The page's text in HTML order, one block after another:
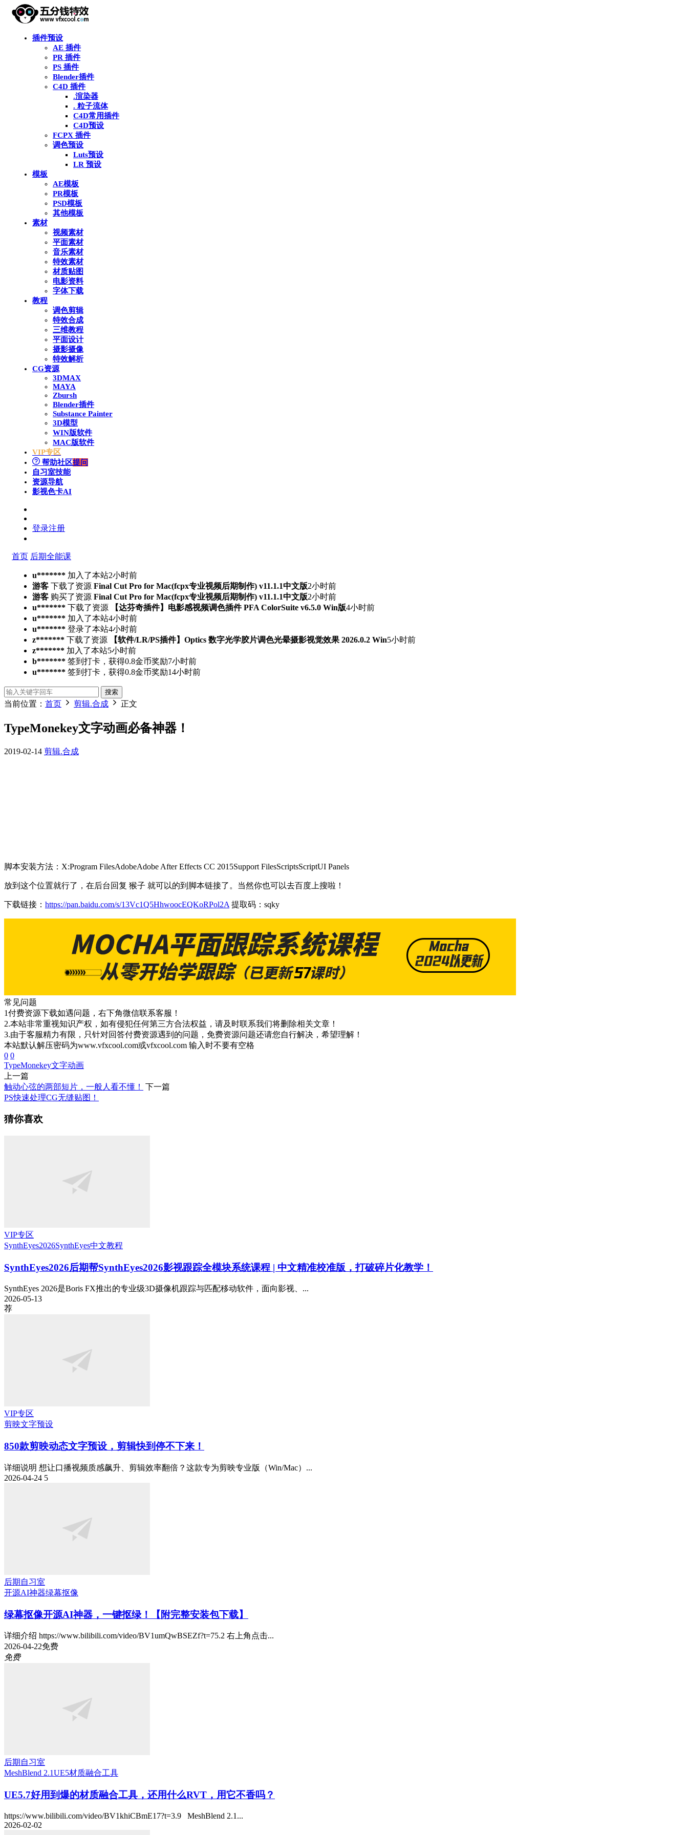
插件预设
AE 插件
PR 插件
PS 插件
Blender插件
C4D 插件
.渲染器
. 粒子流体
C4D常用插件
C4D预设
FCPX 插件
调色预设
Luts预设
LR 预设
模板
AE模板
PR模板
PSD模板
其他模板
素材
视频素材
平面素材
音乐素材
特效素材
材质贴图
电影资料
字体下载
教程
调色剪辑
特效合成
三维教程
平面设计
摄影摄像
特效解析
CG资源
3DMAX
MAYA
Zbursh
Blender插件
Substance Painter
3D模型
WIN版软件
MAC版软件
VIP专区
帮助社区提问
自习室技能
资源导航
影视色卡AI
登录注册
首页 后期全能课
u******* 加入了本站2小时前
游客 下载了资源 Final Cut Pro for Mac(fcpx专业视频后期制作) v11.1.1中文版2小时前
游客 购买了资源 Final Cut Pro for Mac(fcpx专业视频后期制作) v11.1.1中文版2小时前
u******* 下载了资源 【达芬奇插件】电影感视频调色插件 PFA ColorSuite v6.5.0 Win版4小时前
u******* 加入了本站4小时前
u******* 登录了本站4小时前
z******* 下载了资源 【软件/LR/PS插件】Optics 数字光学胶片调色光晕摄影视觉效果 2026.0.2 Win5小时前
z******* 加入了本站5小时前
b******* 签到打卡，获得0.8金币奖励7小时前
u******* 签到打卡，获得0.8金币奖励14小时前
搜索
当前位置： 首页 剪辑.合成 正文
TypeMonekey文字动画必备神器！
2019-02-14 剪辑.合成
脚本安装方法：X:Program FilesAdobeAdobe After Effects CC 2015Support FilesScriptsScriptUI Panels
放到这个位置就行了，在后台回复 猴子 就可以的到脚本链接了。当然你也可以去百度上搜啦！
下载链接： https://pan.baidu.com/s/13Vc1Q5HhwoocEQKoRPol2A 提取码：sqky
常见问题
1付费资源下载如遇问题，右下角微信联系客服！
2.本站非常重视知识产权，如有侵犯任何第三方合法权益，请及时联系我们将删除相关文章！
3.由于客服精力有限，只针对回答付费资源遇到的问题，免费资源问题还请您自行解决，希望理解！
本站默认解压密码为www.vfxcool.com或vfxcool.com 输入时不要有空格
0 0
TypeMonekey文字动画
上一篇
触动心弦的两部短片，一般人看不懂！
下一篇
PS快速处理CG无缝贴图！
猜你喜欢
VIP专区
SynthEyes2026SynthEyes中文教程
SynthEyes2026后期帮SynthEyes2026影视跟踪全模块系统课程 | 中文精准校准版，打破碎片化教学！
SynthEyes 2026是Boris FX推出的专业级3D摄像机跟踪与匹配移动软件，面向影视、...
2026-05-13
荐
VIP专区
剪映文字预设
850款剪映动态文字预设，剪辑快到停不下来！
详细说明 想让口播视频质感飙升、剪辑效率翻倍？这款专为剪映专业版（Win/Mac）...
2026-04-24 5
后期自习室
开源AI神器绿幕抠像
绿幕抠像开源AI神器，一键抠绿！【附完整安装包下载】
详细介绍 https://www.bilibili.com/video/BV1umQwBSEZf?t=75.2 右上角点击...
2026-04-22免费
免费
后期自习室
MeshBlend 2.1UE5材质融合工具
UE5.7好用到爆的材质融合工具，还用什么RVT，用它不香吗？
https://www.bilibili.com/video/BV1khiCBmE17?t=3.9 MeshBlend 2.1...
2026-02-02